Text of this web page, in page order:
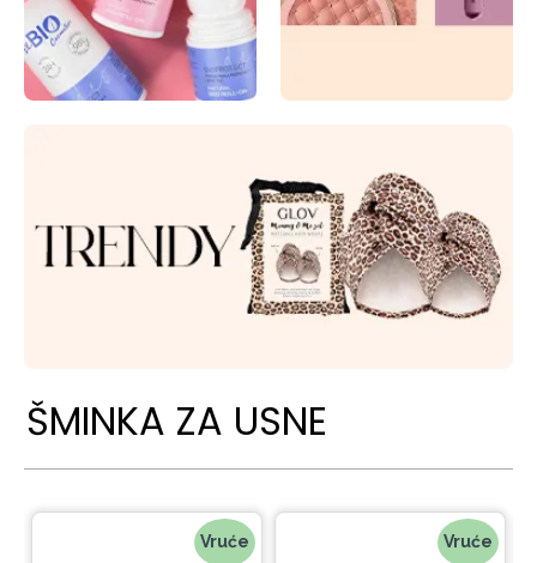
ŠMINKA ZA USNE
Vruće Vruće